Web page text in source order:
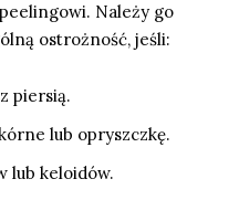
Należy go
ostrożność, jeśli:
piersią.
lub opryszczkę.
lub keloidów.